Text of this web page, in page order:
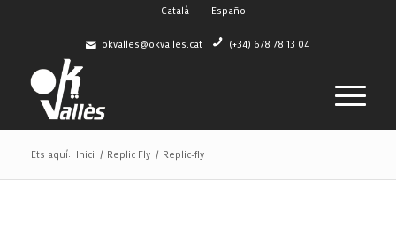
Català Español
okvalles@okvalles.cat (+34) 678 78 13 04
Ets aquí: Inici / Replic Fly / Replic-fly